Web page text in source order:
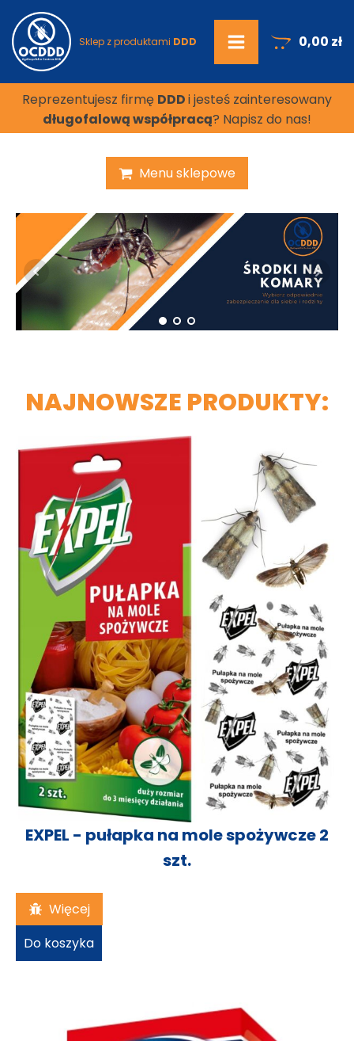
Sklep z produktami DDD 0,00 zł
Reprezentujesz firmę DDDi jesteś zainteresowany
długofalową współpracą? Napisz do nas!
Menu sklepowe
NAJNOWSZE PRODUKTY:
EXPEL - pułapka na mole spożywcze 2
szt.
Więcej
Do koszyka